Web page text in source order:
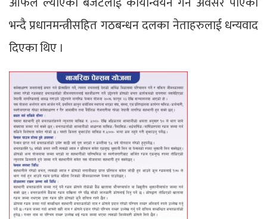
भन्दै प्रधानमन्त्रीसहित गठबन्धन दलका नेताहरुलाई धन्यवाद
दिएका थिए ।